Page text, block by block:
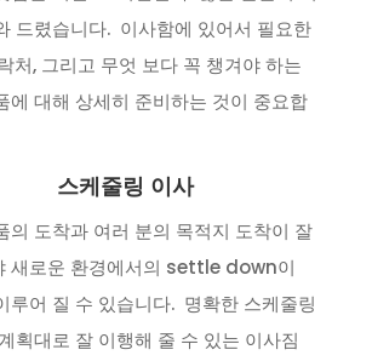
드렸습니다. 이사함에 있어서 필요한
처, 그리고 무엇 보다 꼭 챙겨야 하는
에 대해 상세히 준비하는 것이 중요합
스케줄링 이사
의 도착과 여러 분의 목적지 도착이 잘
새로운 환경에서의 settle down이
루어 질 수 있습니다. 명확한 스케줄링
획대로 잘 이행해 줄 수 있는 이사짐